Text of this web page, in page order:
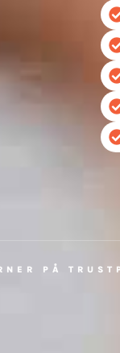
Job & Karriere
PÅ